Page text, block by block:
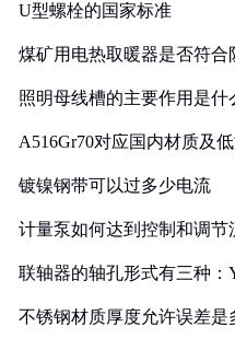
U型螺栓的国家标准
煤矿用电热取暖器是否符合
照明母线槽的主要作用是什
A516Gr70对应国内材质及
镀镍钢带可以过多少电流
计量泵如何达到控制和调节
联轴器的轴孔形式有三种：
不锈钢材质厚度允许误差是